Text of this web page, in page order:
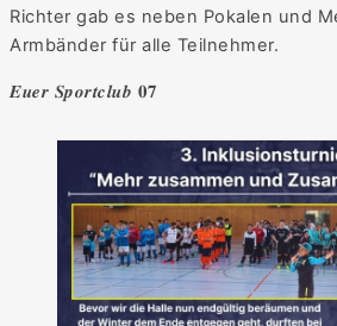
Richter gab es neben Pokalen und
Armbänder für alle Teilnehmer.
𝑬𝒖𝒆𝒓 𝑺𝒑𝒐𝒓𝒕𝒄𝒍𝒖𝒃 𝟎𝟕